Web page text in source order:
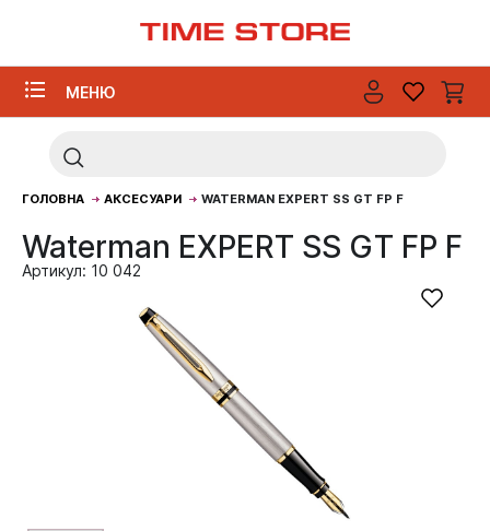
МЕНЮ
ГОЛОВНА АКСЕСУАРИ WATERMAN EXPERT SS GT FP F
Waterman EXPERT SS GT FP F
Артикул: 10 042